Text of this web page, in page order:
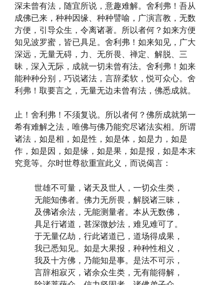
深未曾有法，随宜所说，意趣难解。舍利弗！吾从
成佛已来，种种因缘、种种譬喻，广演言教，无数
方便，引导众生，令离诸著。所以者何？如来方便
知见波罗蜜，皆已具足。舍利弗！如来知见，广大
深远，无量无碍，力、无所畏、禅定、解脱、三
昧，深入无际，成就一切未曾有法。舍利弗！如来
能种种分别，巧说诸法，言辞柔软，悦可众心。舍
利弗！取要言之，无量无边未曾有法，佛悉成就。
止！舍利弗！不须复说。所以者何？佛所成就第一
希有难解之法，唯佛与佛乃能究尽诸法实相。所谓
诸法，如是相，如是性，如是体，如是力，如是
作，如是因，如是缘，如是果，如是报，如是本末
究竟等。尔时世尊欲重宣此义，而说偈言：
世雄不可量，诸天及世人，一切众生类，
无能知佛者。佛力无所畏，解脱诸三昧，
及佛诸余法，无能测量者。本从无数佛，
具足行诸道，甚深微妙法，难见难可了。
于无量亿劫，行此诸道已，道场得成果，
我已悉知见。如是大果报，种种性相义，
我及十方佛，乃能知是事。是法不可示，
言辞相寂灭，诸余众生类，无有能得解，